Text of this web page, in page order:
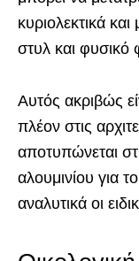
κυριολεκτικά
στυλ και φυσικό
Αυτός ακριβώς
πλέον στις
αποτυπώνεται
αλουμινίου για
αναλυτικά οι